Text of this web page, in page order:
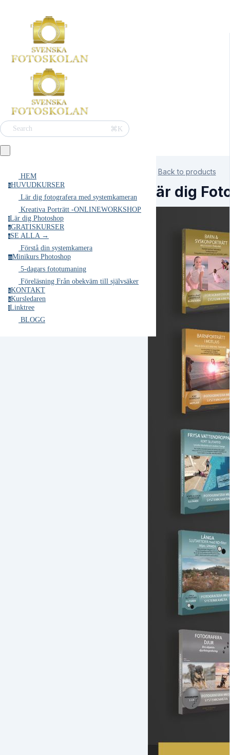
Search ⌘K
HEM
hHUVUDKURSER
Lär dig fotografera med systemkameran
Kreativa Porträtt -ONLINEWORKSHOP
lLär dig Photoshop
gGRATISKURSER
sSE ALLA →
Förstå din systemkamera
mMinikurs Photoshop
5-dagars fototumaning
Föreläsning Från obekväm till självsäker
kKONTAKT
kKursledaren
lLinktree
BLOGG
Back to products
Lär dig